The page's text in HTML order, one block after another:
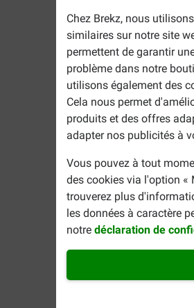
Chez Brekz, nous
similaires sur notre site
permettent de garantir
problème dans notre
utilisons également des
Cela nous permet
produits et des offres
adapter nos publicités à
Vous pouvez à tout
des cookies via l'option «
trouverez plus
les données à caractère
notre déclaration de